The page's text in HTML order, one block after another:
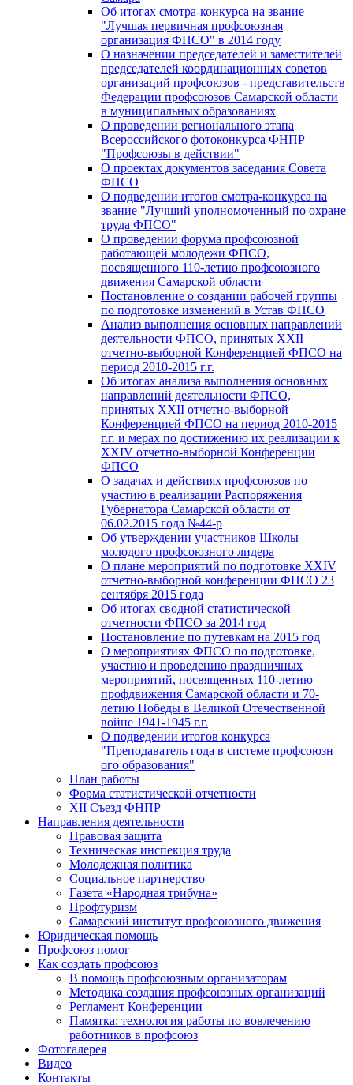
Об итогах смотра-конкурса на звание
"Лучшая первичная профсоюзная
организация ФПСО" в 2014 году
О назначении председателей и заместителей
председателей координационных советов
организаций профсоюзов - представительств
Федерации профсоюзов Самарской области
в муниципальных образованиях
О проведении регионального этапа
Всероссийского фотоконкурса ФНПР
"Профсоюзы в действии"
О проектах документов заседания Совета
ФПСО
О подведении итогов смотра-конкурса на
звание "Лучший уполномоченный по охране
труда ФПСО"
О проведении форума профсоюзной
работающей молодежи ФПСО,
посвященного 110-летию профсоюзного
движения Самарской области
Постановление о создании рабочей группы
по подготовке изменений в Устав ФПСО
Анализ выполнения основных направлений
деятельности ФПСО, принятых XXII
отчетно-выборной Конференцией ФПСО на
период 2010-2015 г.г.
Об итогах анализа выполнения основных
направлений деятельности ФПСО,
принятых XXII отчетно-выборной
Конференцией ФПСО на период 2010-2015
г.г. и мерах по достижению их реализации к
XXIV отчетно-выборной Конференции
ФПСО
О задачах и действиях профсоюзов по
участию в реализации Распоряжения
Губернатора Самарской области от
06.02.2015 года №44-р
Об утверждении участников Школы
молодого профсоюзного лидера
О плане мероприятий по подготовке XXIV
отчетно-выборной конференции ФПСО 23
сентября 2015 года
Об итогах сводной статистической
отчетности ФПСО за 2014 год
Постановление по путевкам на 2015 год
О мероприятиях ФПСО по подготовке,
участию и проведению праздничных
мероприятий, посвященных 110-летию
профдвижения Самарской области и 70-
летию Победы в Великой Отечественной
войне 1941-1945 г.г.
О подведении итогов конкурса
"Преподаватель года в системе профсоюзн
ого образования"
План работы
Форма статистической отчетности
XII Съезд ФНПР
Направления деятельности
Правовая защита
Техническая инспекция труда
Молодежная политика
Социальное партнерство
Газета «Народная трибуна»
Профтуризм
Самарский институт профсоюзного движения
Юридическая помощь
Профсоюз помог
Как создать профсоюз
В помощь профсоюзным организаторам
Методика создания профсоюзных организаций
Регламент Конференции
Памятка: технология работы по вовлечению
работников в профсоюз
Фотогалерея
Видео
Контакты